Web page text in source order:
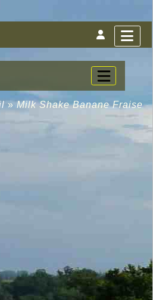
»Milk Shake Banane Fraise